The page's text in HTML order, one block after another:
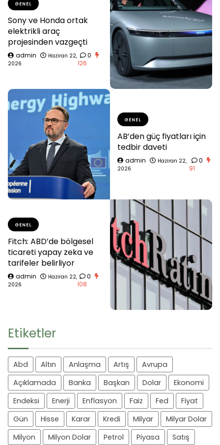
GENEL
Sony ve Honda ortak
elektrikli araç
projesinden vazgeçti
admin
Haziran 22,
2026
0
126
GENEL
AB’den güç fiyatları için
tedbir daveti
admin
Haziran 22,
2026
0
91
GENEL
Fitch: ABD’de bölgesel
ticareti yapay zeka ve
tarifeler belirliyor
admin
Haziran 22,
2026
0
108
Etiketler
Abd Altın Anlaşma Artış
Avrupa
Açıklamada
Banka Başkan Dolar
Ekonomi
Endeksi
Enerji Enflasyon Faiz Fed
Fiyat
Gün
Hisse Karar Kredi Milyar
Milyar Dolar
Milyon
Milyon Dolar Petrol Piyasa Satış